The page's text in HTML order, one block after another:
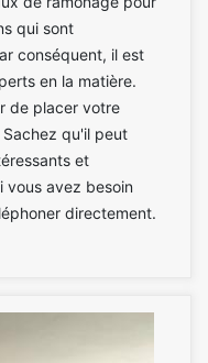
qui sont
conséquent, il est
en la matière.
de placer votre
qu'il peut
et
vous avez besoin
directement.